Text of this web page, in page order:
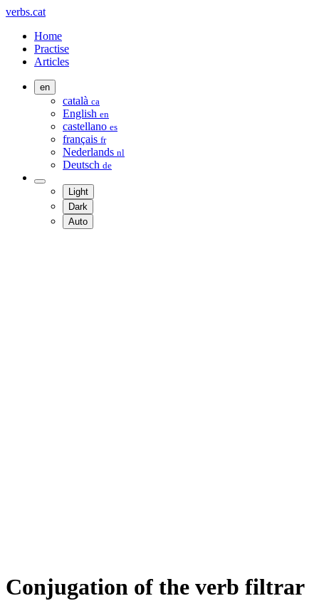
verbs.cat
Home
Practise
Articles
en
català ca
English en
castellano es
français fr
Nederlands nl
Deutsch de
Light
Dark
Auto
Conjugation of the verb filtrar